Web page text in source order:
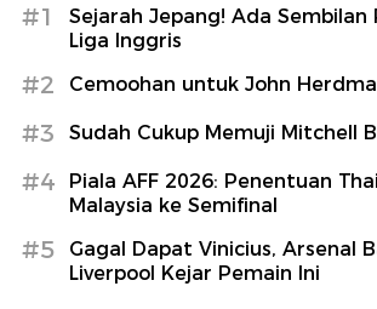
#1
Sejarah Jepang! Ada Sembilan
Liga Inggris
#2 Cemoohan untuk John
#3 Sudah Cukup Memuji Mitchell
#4
Piala AFF 2026: Penentuan
Malaysia ke Semifinal
#5
Gagal Dapat Vinicius, Arsenal
Liverpool Kejar Pemain Ini